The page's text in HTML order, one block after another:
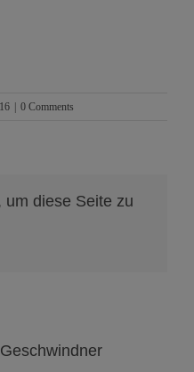
0 Comments
diese Seite zu